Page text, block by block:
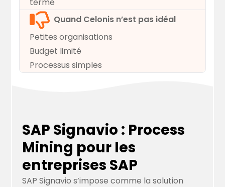
Quand Celonis n’est pas idéal
Petites organisations
Budget limité
Processus simples
SAP Signavio : Process
Mining pour les
entreprises SAP
SAP Signavio s’impose comme la solution